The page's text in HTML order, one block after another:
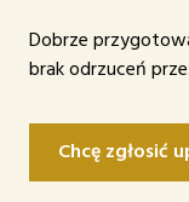
Dobrze
brak odrzuceń
Chcę zgłosić